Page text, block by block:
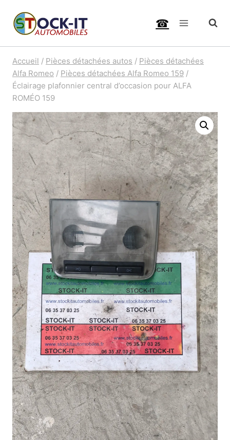
☎
Accueil / Pièces détachées autos / Pièces détachées
Alfa Romeo / Pièces détachées Alfa Romeo 159 /
Éclairage plafonnier central d’occasion pour ALFA
ROMÉO 159